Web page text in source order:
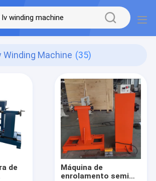
Machine (35)
de
Máquina de
enrolamento semi